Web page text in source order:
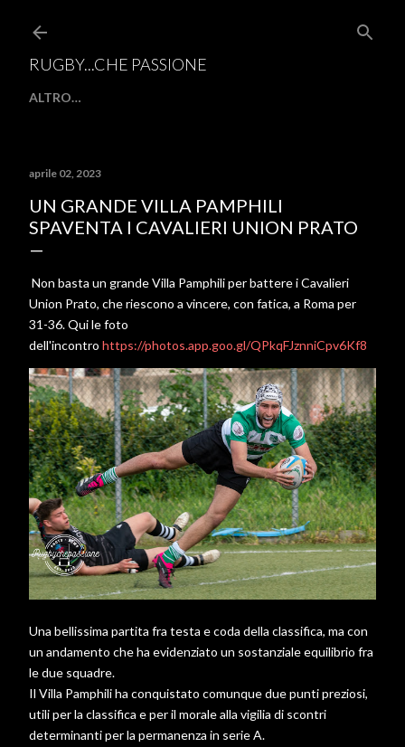
RUGBY...CHE PASSIONE
ALTRO…
aprile 02, 2023
UN GRANDE VILLA PAMPHILI
SPAVENTA I CAVALIERI UNION PRATO
Non basta un grande Villa Pamphili per battere i Cavalieri
Union Prato, che riescono a vincere, con fatica, a Roma per
31-36. Qui le foto
dell'incontro https://photos.app.goo.gl/QPkqFJznniCpv6Kf8
Una bellissima partita fra testa e coda della classifica, ma con
un andamento che ha evidenziato un sostanziale equilibrio fra
le due squadre.
Il Villa Pamphili ha conquistato comunque due punti preziosi,
utili per la classifica e per il morale alla vigilia di scontri
determinanti per la permanenza in serie A.